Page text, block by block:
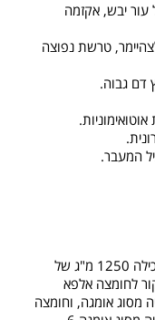
יבש, אקזמה
טרשת נפוצה
דם גבוה.
המעבר.
•כל כמוסת שמן זרעי פשתה של סולגאר מכילה 1250 מ"ג של
לחומצה אלפא
מסוג אומגה, וחומצה